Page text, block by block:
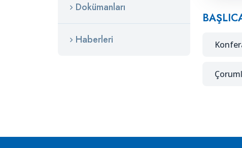
Dokümanları
Haberleri